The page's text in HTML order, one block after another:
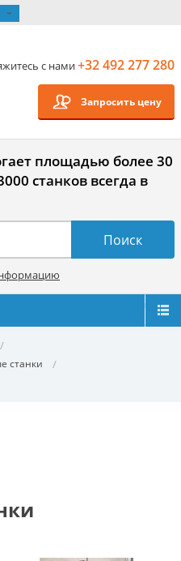
с нами+32 492 277 280
Запросить цену
площадью более 30
станков всегда в
станки